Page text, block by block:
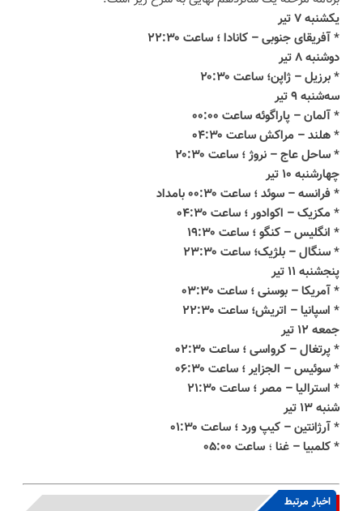
یکشنبه ۷ تیر
* آفریقای جنوبی – کانادا ؛ ساعت ۲۲:۳۰
دوشنبه ۸ تیر
* برزیل – ژاپن؛ ساعت ۲۰:۳۰
سه‌شنبه ۹ تیر
* آلمان – پاراگوئه ساعت ۰۰:۰۰
* هلند – مراکش ساعت ۰۴:۳۰
* ساحل عاج – نروژ ؛ ساعت ۲۰:۳۰
چهارشنبه ۱۰ تیر
* فرانسه – سوئد ؛ ساعت ۰۰:۳۰ بامداد
* مکزیک – اکوادور ؛ ساعت ۰۴:۳۰
* انگلیس – کنگو ؛ ساعت ۱۹:۳۰
* سنگال – بلژیک؛ ساعت ۲۳:۳۰
پنجشنبه ۱۱ تیر
* آمریکا – بوسنی ؛ ساعت ۰۳:۳۰
* اسپانیا – اتریش؛ ساعت ۲۲:۳۰
جمعه ۱۲ تیر
* پرتغال – کرواسی ؛ ساعت ۰۲:۳۰
* سوئیس – الجزایر ؛ ساعت ۰۶:۳۰
* استرالیا – مصر ؛ ساعت ۲۱:۳۰
شنبه ۱۳ تیر
* آرژانتین – کیپ ورد ؛ ساعت ۰۱:۳۰
* کلمبیا – غنا ؛ساعت ۰۵:۰۰
اخبار مرتبط